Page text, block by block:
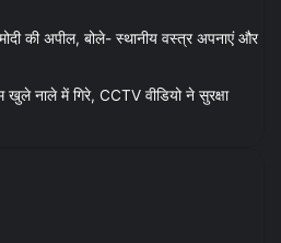
की अपील, बोले- स्थानीय वस्त्र अपनाएं और
नाले में गिरे, CCTV वीडियो ने सुरक्षा